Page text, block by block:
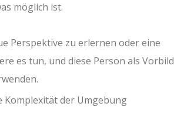
möglich ist.
Perspektive zu erlernen oder eine
es tun, und diese Person als Vorbild
Komplexität der Umgebung